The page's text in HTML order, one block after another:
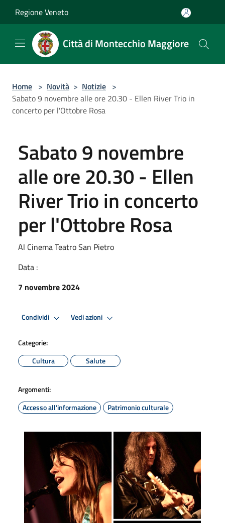
Regione Veneto
Città di Montecchio Maggiore
Home > Novità > Notizie >
Sabato 9 novembre alle ore 20.30 - Ellen River Trio in
concerto per l'Ottobre Rosa
Sabato 9 novembre
alle ore 20.30 - Ellen
River Trio in concerto
per l'Ottobre Rosa
Al Cinema Teatro San Pietro
Data :
7 novembre 2024
Condividi Vedi azioni
Categorie:
Cultura
Salute
Argomenti:
Accesso all'informazione
Patrimonio culturale